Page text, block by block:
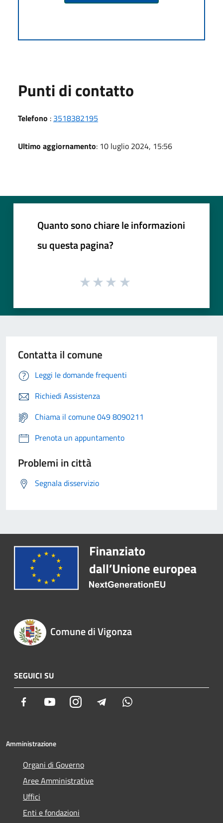
Punti di contatto
Telefono : 3518382195
Ultimo aggiornamento: 10 luglio 2024, 15:56
Quanto sono chiare le informazioni
su questa pagina?
Contatta il comune
Leggi le domande frequenti
Richiedi Assistenza
Chiama il comune 049 8090211
Prenota un appuntamento
Problemi in città
Segnala disservizio
Comune di Vigonza
SEGUICI SU
Facebook YoutubeInstagram Telegram
Amministrazione
Organi di Governo
Aree Amministrative
Uffici
Enti e fondazioni